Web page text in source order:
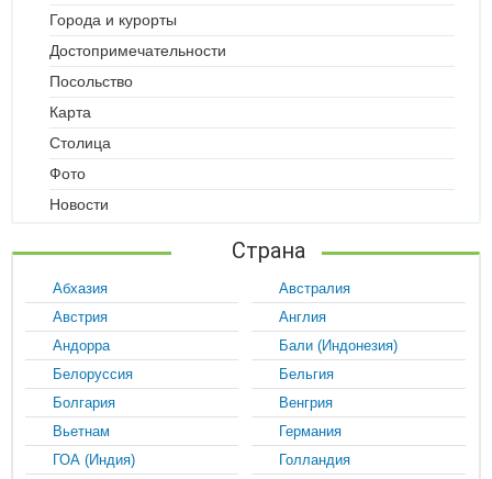
Города и курорты
Достопримечательности
Посольство
Карта
Столица
Фото
Новости
Страна
Абхазия
Австралия
Австрия
Англия
Андорра
Бали (Индонезия)
Белоруссия
Бельгия
Болгария
Венгрия
Вьетнам
Германия
ГОА (Индия)
Голландия